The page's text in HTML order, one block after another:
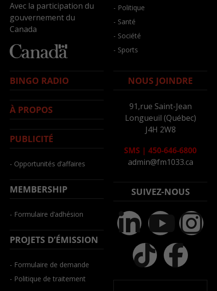
Avec la participation du
gouvernement du
Canada
- Politique
- Santé
- Société
- Sports
BINGO RADIO
À PROPOS
PUBLICITÉ
- Opportunités d’affaires
MEMBERSHIP
- Formulaire d’adhésion
PROJETS D’ÉMISSION
- Formulaire de demande
- Politique de traitement
NOUS JOINDRE
91,rue Saint-Jean
Longueuil (Québec)
J4H 2W8
SMS | 450-646-6800
admin@fm1033.ca
SUIVEZ-NOUS